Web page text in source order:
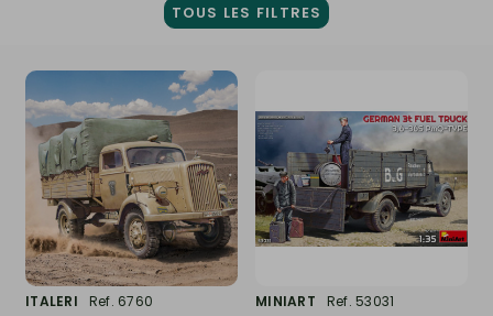
TOUS LES FILTRES
ITALERI
Ref. 6760
MINIART
Ref. 53031